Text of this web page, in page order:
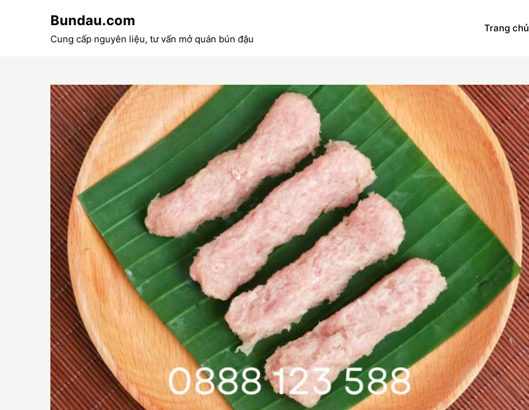
Bundau.com
Cung cấp nguyên liệu, tư vấn mở quán bún đậu
Trang chủ